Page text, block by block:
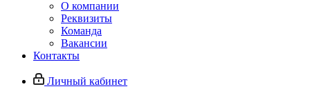
О компании
Реквизиты
Команда
Вакансии
Контакты
Личный кабинет